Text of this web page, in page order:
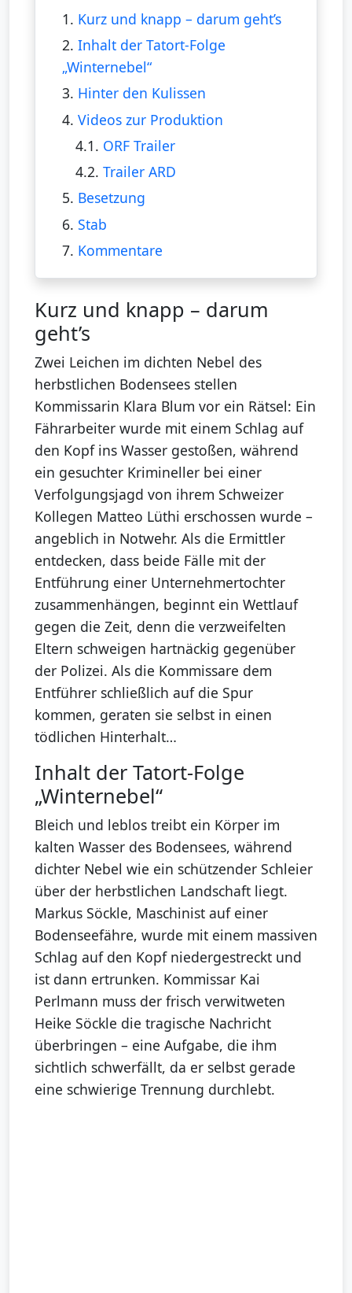
1. Kurz und knapp – darum geht’s
2. Inhalt der Tatort-Folge
„Winternebel“
3. Hinter den Kulissen
4. Videos zur Produktion
4.1. ORF Trailer
4.2.Trailer ARD
5. Besetzung
6. Stab
7. Kommentare
Kurz und knapp – darum
geht’s
Zwei Leichen im dichten Nebel des
herbstlichen Bodensees stellen
Kommissarin Klara Blum vor ein Rätsel: Ein
Fährarbeiter wurde mit einem Schlag auf
den Kopf ins Wasser gestoßen, während
ein gesuchter Krimineller bei einer
Verfolgungsjagd von ihrem Schweizer
Kollegen Matteo Lüthi erschossen wurde –
angeblich in Notwehr. Als die Ermittler
entdecken, dass beide Fälle mit der
Entführung einer Unternehmertochter
zusammenhängen, beginnt ein Wettlauf
gegen die Zeit, denn die verzweifelten
Eltern schweigen hartnäckig gegenüber
der Polizei. Als die Kommissare dem
Entführer schließlich auf die Spur
kommen, geraten sie selbst in einen
tödlichen Hinterhalt…
Inhalt der Tatort-Folge
„Winternebel“
Bleich und leblos treibt ein Körper im
kalten Wasser des Bodensees, während
dichter Nebel wie ein schützender Schleier
über der herbstlichen Landschaft liegt.
Markus Söckle, Maschinist auf einer
Bodenseefähre, wurde mit einem massiven
Schlag auf den Kopf niedergestreckt und
ist dann ertrunken. Kommissar Kai
Perlmann muss der frisch verwitweten
Heike Söckle die tragische Nachricht
überbringen – eine Aufgabe, die ihm
sichtlich schwerfällt, da er selbst gerade
eine schwierige Trennung durchlebt.